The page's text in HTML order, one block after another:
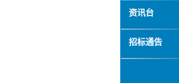
资讯台
招标通告